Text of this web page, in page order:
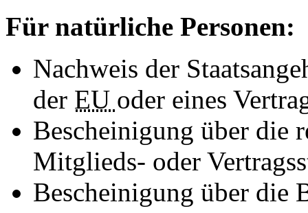
Für natürliche Personen:
Nachweis der
der EU oder eines
Bescheinigung über die
Mitglieds- oder
Bescheinigung über die